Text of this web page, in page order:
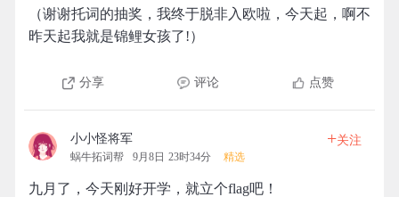
（谢谢托词的抽奖，我终于脱非入欧啦，今天起，啊不
昨天起我就是锦鲤女孩了!）
分享 评论 点赞
小小怪将军
蜗牛拓词帮 9月8日 23时34分 精选
+关注
九月了，今天刚好开学，就立个flag吧！